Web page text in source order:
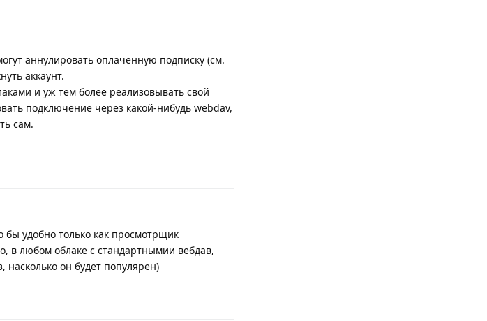
аннулировать оплаченную подписку (см.
аккаунт.
и уж тем более реализовывать свой
подключение через какой-нибудь webdav,
сам.
удобно только как просмотрщик
в любом облаке с стандартнымии вебдав,
он будет популярен)